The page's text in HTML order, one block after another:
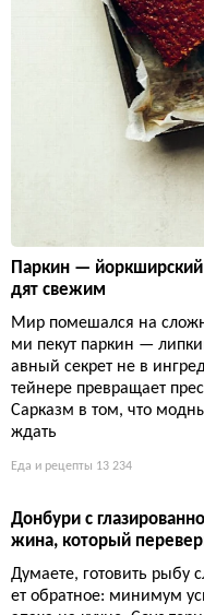
Паркин —
дят свежим
Мир помешался на
ми пекут паркин —
авный секрет не в
тейнере превращает
Сарказм в том, что
ждать
Еда и рецепты 13 234